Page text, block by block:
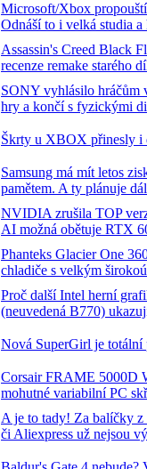
Microsoft/Xbox
Odnáší to i velká studia a
Assassin's Creed Black
recenze remake starého
SONY vyhlásilo hráčům
hry a končí s fyzickými
Škrty u XBOX přinesly i
Samsung má mít letos
pamětem. A ty plánuje
NVIDIA zrušila TOP
AI možná obětuje RTX
Phanteks Glacier One
chladiče s velkým
Proč další Intel herní
(neuvedená B770)
Nová SuperGirl je totální
Corsair FRAME 5000D
mohutné variabilní PC
A je to tady! Za balíčky
či Aliexpress už nejsou